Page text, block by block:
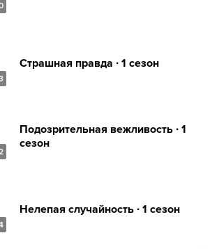
Страшная правда ∙ 1 сезон
Подозрительная вежливость ∙ 1
сезон
Нелепая случайность ∙ 1 сезон